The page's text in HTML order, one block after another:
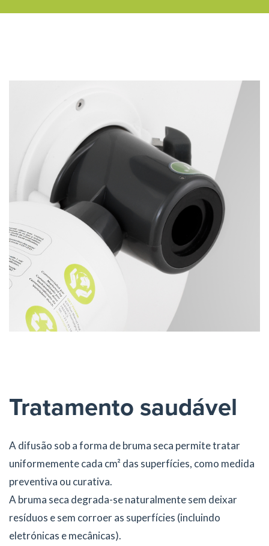
Tratamento saudável
A difusão sob a forma de bruma seca permite tratar
uniformemente cada cm² das superfícies, como medida
preventiva ou curativa.
A bruma seca degrada-se naturalmente sem deixar
resíduos e sem corroer as superfícies (incluindo
eletrónicas e mecânicas).